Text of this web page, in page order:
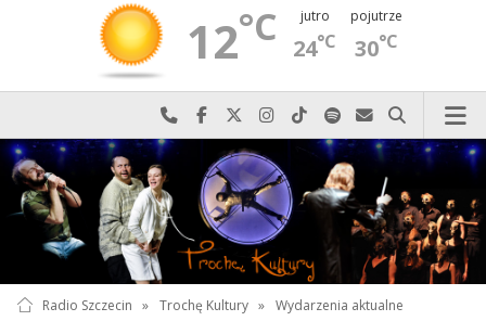
12°C jutro
24°C
pojutrze
30°C
Najlepiej po prostu do nas zadzwoń
Odwiedź nas na Facebook-u
Odwiedź nas na X
Odwiedź nas na Instagram-ie
Odwiedź nas na TikTok-u
Szukaj nas na Spotify
Wyślij do nas
Szukaj
Radio Szczecin » Trochę Kultury » Wydarzenia aktualne